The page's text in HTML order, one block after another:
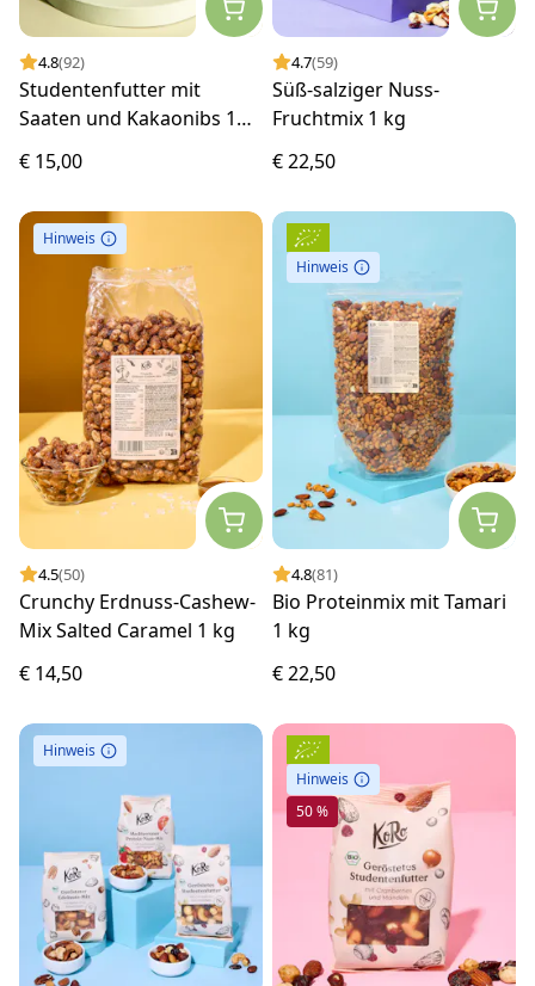
4.8(92)
Studentenfutter mit
Saaten und Kakaonibs 1
kg
€ 15,00
4.7(59)
Süß-salziger Nuss-
Fruchtmix 1 kg
€ 22,50
Hinweis
4.5(50)
Crunchy Erdnuss-Cashew-
Mix Salted Caramel 1 kg
€ 14,50
Hinweis
4.8(81)
Bio Proteinmix mit Tamari
1 kg
€ 22,50
Hinweis
Hinweis
50 %